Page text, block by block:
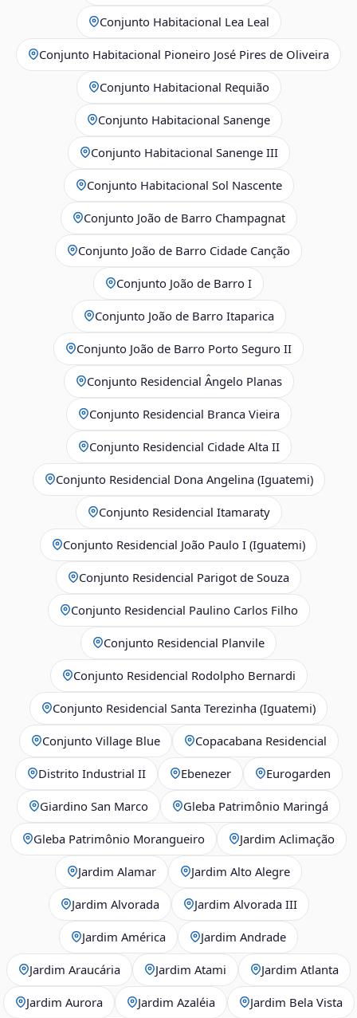
Conjunto Habitacional Lea Leal
Conjunto Habitacional Pioneiro José Pires de Oliveira
Conjunto Habitacional Requião
Conjunto Habitacional Sanenge
Conjunto Habitacional Sanenge III
Conjunto Habitacional Sol Nascente
Conjunto João de Barro Champagnat
Conjunto João de Barro Cidade Canção
Conjunto João de Barro I
Conjunto João de Barro Itaparica
Conjunto João de Barro Porto Seguro II
Conjunto Residencial Ângelo Planas
Conjunto Residencial Branca Vieira
Conjunto Residencial Cidade Alta II
Conjunto Residencial Dona Angelina (Iguatemi)
Conjunto Residencial Itamaraty
Conjunto Residencial João Paulo I (Iguatemi)
Conjunto Residencial Parigot de Souza
Conjunto Residencial Paulino Carlos Filho
Conjunto Residencial Planvile
Conjunto Residencial Rodolpho Bernardi
Conjunto Residencial Santa Terezinha (Iguatemi)
Conjunto Village Blue Copacabana Residencial
Distrito Industrial II Ebenezer Eurogarden
Giardino San Marco Gleba Patrimônio Maringá
Gleba Patrimônio Morangueiro Jardim Aclimação
Jardim Alamar Jardim Alto Alegre
Jardim Alvorada Jardim Alvorada III
Jardim América Jardim Andrade
Jardim Araucária Jardim Atami Jardim Atlanta
Jardim Aurora Jardim Azaléia Jardim Bela Vista